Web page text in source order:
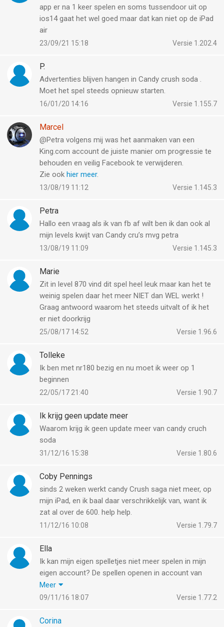
app er na 1 keer spelen en soms tussendoor uit op
ios14 gaat het wel goed maar dat kan niet op de iPad
air
Versie 1.202.4
23/09/21 15:18
P.
Advertenties blijven hangen in Candy crush soda .
Moet het spel steeds opnieuw starten.
Versie 1.155.7
16/01/20 14:16
Marcel
@Petra volgens mij was het aanmaken van een
King.com account de juiste manier om progressie te
behouden en veilig Facebook te verwijderen.
Zie ook hier meer.
Versie 1.145.3
13/08/19 11:12
Petra
Hallo een vraag als ik van fb af wilt ben ik dan ook al
mijn levels kwijt van Candy cru’s mvg petra
Versie 1.145.3
13/08/19 11:09
Marie
Zit in level 870 vind dit spel heel leuk maar kan het te
weinig spelen daar het meer NIET dan WEL werkt !
Graag antwoord waarom het steeds uitvalt of ik het
er niet doorkrijg
Versie 1.96.6
25/08/17 14:52
Tolleke
Ik ben met nr180 bezig en nu moet ik weer op 1
beginnen
Versie 1.90.7
22/05/17 21:40
Ik krijg geen update meer
Waarom krijg ik geen update meer van candy cruch
soda
Versie 1.80.6
31/12/16 15:38
Coby Pennings
sinds 2 weken werkt candy Crush saga niet meer, op
mijn iPad, en ik baal daar verschrikkelijk van, want ik
zat al over de 600. help help.
Versie 1.79.7
11/12/16 10:08
Ella
Ik kan mijn eigen spelletjes niet meer spelen in mijn
eigen account? De spellen openen in account van
mijn zoon, hij speelt de spellen niet! Je begint dus
weer bij 1. Ik heb Facebook er al afgehaald en weer
helpen dit op te lossen
Meer
Versie 1.77.2
09/11/16 18:07
Corina